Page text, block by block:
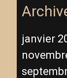
janvier